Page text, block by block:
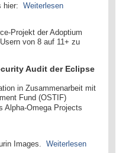
hier: Weiterlesen
Projekt der Adoptium
von 8 auf 11+ zu
Audit der Eclipse
in Zusammenarbeit mit
Fund (OSTIF)
Alpha-Omega Projects
Images. Weiterlesen